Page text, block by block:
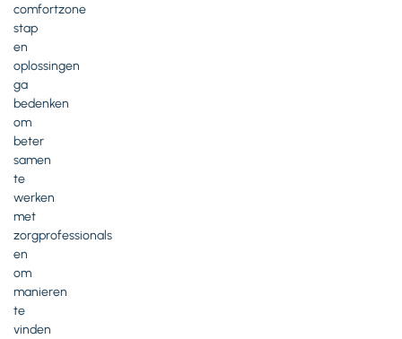
comfortzone
stap
en
oplossingen
ga
bedenken
om
beter
samen
te
werken
met
zorgprofessionals
en
om
manieren
te
vinden